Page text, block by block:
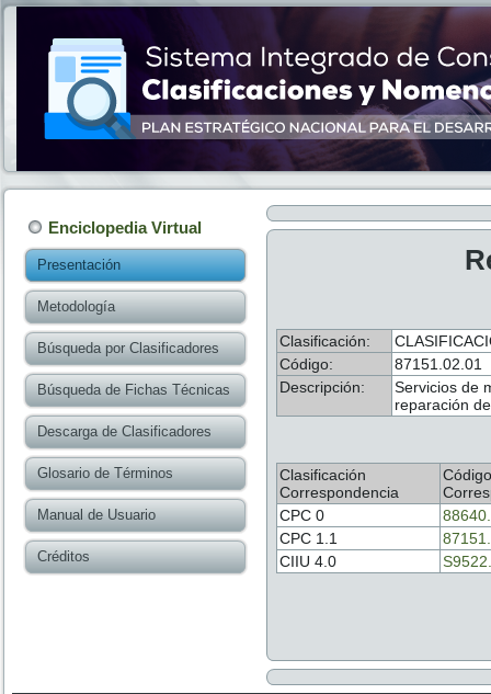
Enciclopedia Virtual
Presentación
Metodología
Búsqueda por Clasificadores
Búsqueda de Fichas Técnicas
Descarga de Clasificadores
Glosario de Términos
Manual de Usuario
Créditos
Clasificación:
Código:
87151.02.01
Descripción:
Servicios de
reparación
Clasificación
Correspondencia
Código
CPC 0
CPC 1.1
CIIU 4.0